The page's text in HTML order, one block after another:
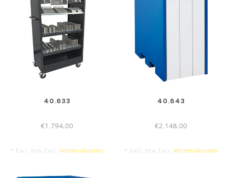
40.633
€1.794,00
* Excl. btw Excl. Verzendkosten
40.643
€2.148,00
* Excl. btw Excl. Verzendkosten